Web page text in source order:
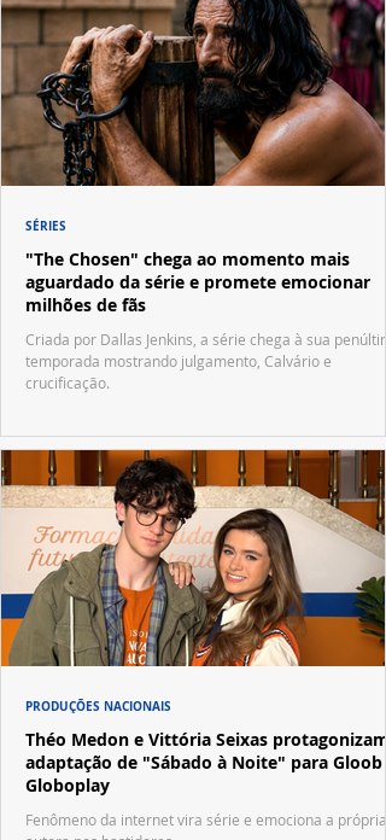
"The Chosen" chega ao momento mais
aguardado da série e promete emocionar
milhões de fãs
Criada por Dallas Jenkins, a série chega à sua
temporada mostrando julgamento, Calvário e
crucificação.
SÉRIES
Théo Medon e Vittória Seixas protagonizam
adaptação de "Sábado à Noite" para Gloob e
Globoplay
Fenômeno da internet vira série e emociona a própria
PRODUÇÕES NACIONAIS